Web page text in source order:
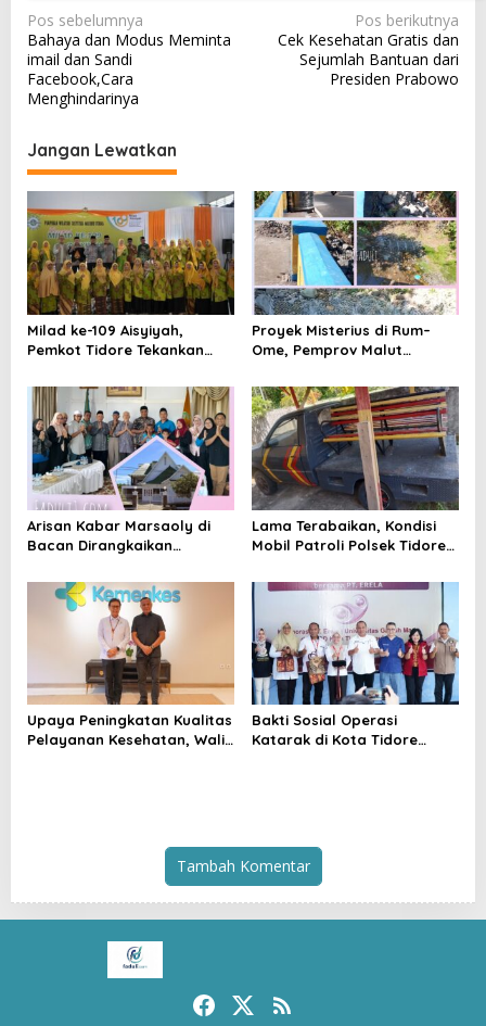
N
a
v
i
g
a
s
i
p
o
s
Pos sebelumnya
Bahaya dan Modus Meminta
imail dan Sandi
Facebook,Cara
Menghindarinya
Pos berikutnya
Cek Kesehatan Gratis dan
Sejumlah Bantuan dari
Presiden Prabowo
Jangan Lewatkan
Milad ke-109 Aisyiyah,
Pemkot Tidore Tekankan
Kemanusiaan
Proyek Misterius di Rum–
Ome, Pemprov Malut
Lalu Punya Siapa?
Arisan Kabar Marsaoly di
Bacan Dirangkaikan
Kesultanan Bacan
Lama Terabaikan, Kondisi
Mobil Patroli Polsek Tidore
Kapolda
Upaya Peningkatan Kualitas
Pelayanan Kesehatan, Wali
Bakti Sosial Operasi
Katarak di Kota Tidore
Tambah Komentar